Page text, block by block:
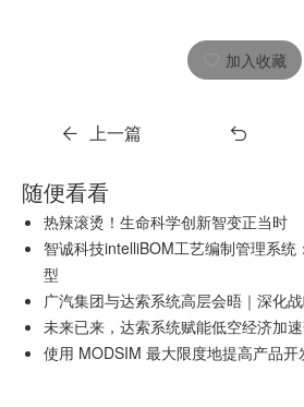
加入收藏
上一篇
随便看看
热辣滚烫！生命科学创新智变正当时
智诚科技intelliBOM工艺编制管理系
型
广汽集团与达索系统高层会晤｜深化
未来已来，达索系统赋能低空经济加
使用 MODSIM 最大限度地提高产品开